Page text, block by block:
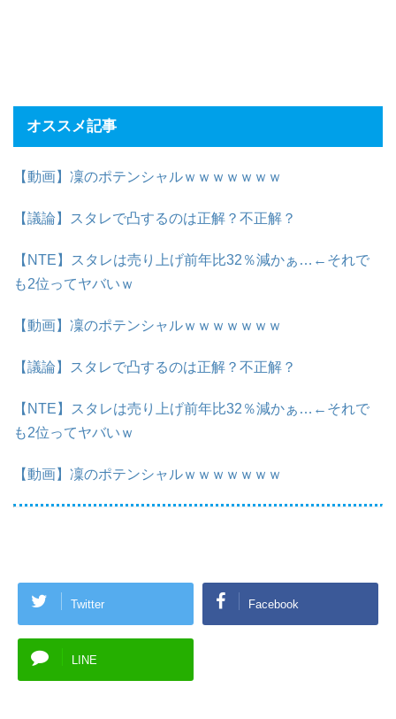
オススメ記事
【動画】凜のポテンシャルｗｗｗｗｗｗｗ
【議論】スタレで凸するのは正解？不正解？
【NTE】スタレは売り上げ前年比32％減かぁ…←それで
も2位ってヤバいｗ
【動画】凜のポテンシャルｗｗｗｗｗｗｗ
【議論】スタレで凸するのは正解？不正解？
【NTE】スタレは売り上げ前年比32％減かぁ…←それで
も2位ってヤバいｗ
【動画】凜のポテンシャルｗｗｗｗｗｗｗ
Twitter Facebook
LINE